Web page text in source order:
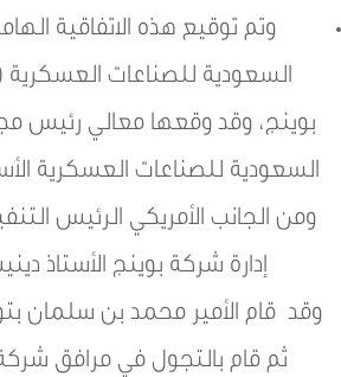
وتم توقيع هذه الاتفاقية
بوينج، وقد وقعها معالي رئيس
السعودية للصناعات العسكرية
ومن الجانب الأمريكي الرئيس
إدارة شركة بوينج الأستاذ
وقد قام الأمير محمد بن سلمان
ثم قام بالتجول في مرافق